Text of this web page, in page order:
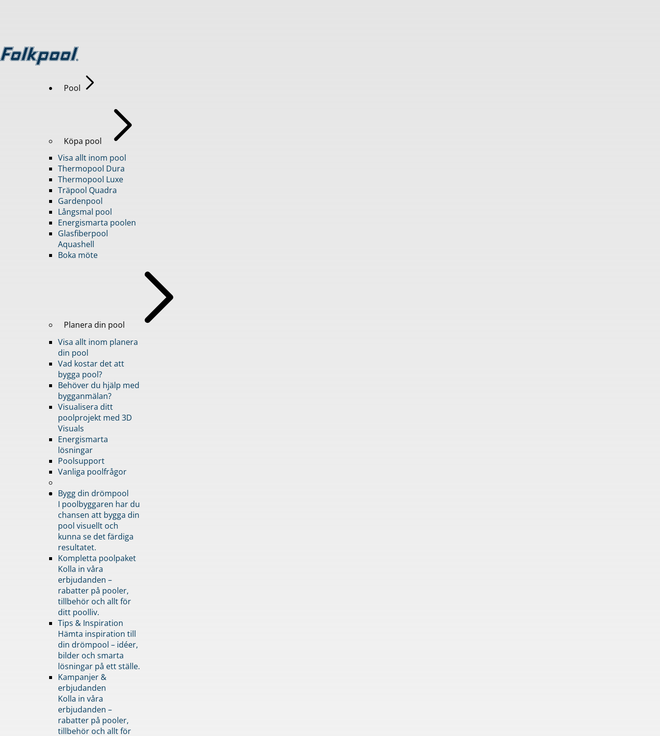
Pool
Köpa pool
Visa allt inom pool
Thermopool Dura
Thermopool Luxe
Träpool Quadra
Gardenpool
Långsmal pool
Energismarta poolen
Glasfiberpool
Aquashell
Boka möte
Planera din pool
Visa allt inom planera
din pool
Vad kostar det att
bygga pool?
Behöver du hjälp med
bygganmälan?
Visualisera ditt
poolprojekt med 3D
Visuals
Energismarta
lösningar
Poolsupport
Vanliga poolfrågor
Bygg din drömpool
I poolbyggaren har du
chansen att bygga din
pool visuellt och
kunna se det färdiga
resultatet.
Kompletta poolpaket
Kolla in våra
erbjudanden –
rabatter på pooler,
tillbehör och allt för
ditt poolliv.
Tips & Inspiration
Hämta inspiration till
din drömpool – idéer,
bilder och smarta
lösningar på ett ställe.
Kampanjer &
erbjudanden
Kolla in våra
erbjudanden –
rabatter på pooler,
tillbehör och allt för